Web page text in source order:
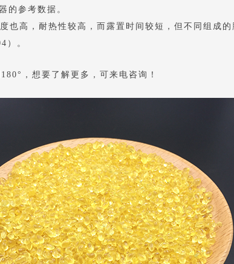
的参考数据。
高，耐热性较高，而露置时间较短，但不同组成的
）。
，想要了解更多，可来电咨询！